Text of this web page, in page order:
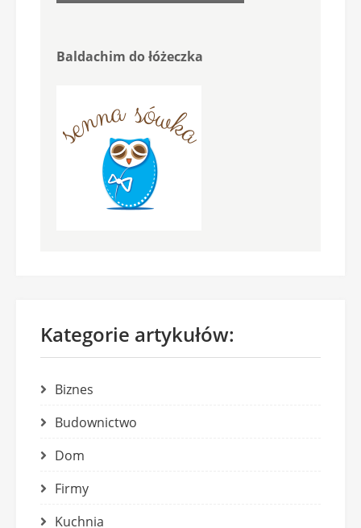
Baldachim do łóżeczka
Kategorie artykułów:
Biznes
Budownictwo
Dom
Firmy
Kuchnia